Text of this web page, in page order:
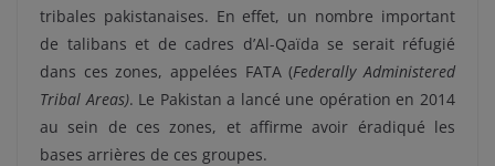
tribales pakistanaises. En effet, un nombre important
de talibans et de cadres d’Al-Qaïda se serait réfugié
dans ces zones, appelées FATA (Federally Administered
Tribal Areas). Le Pakistan a lancé une opération en 2014
au sein de ces zones, et affirme avoir éradiqué les
bases arrières de ces groupes.